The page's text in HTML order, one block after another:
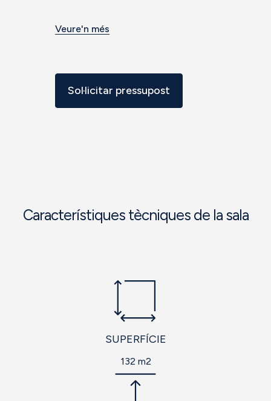
Veure'n més
Sol·licitar pressupost
Característiques tècniques de la sala
SUPERFÍCIE
132 m2